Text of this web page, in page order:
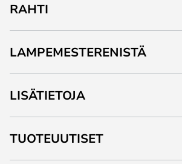
RAHTI
LAMPEMESTERENISTÄ
LISÄTIETOJA
TUOTEUUTISET